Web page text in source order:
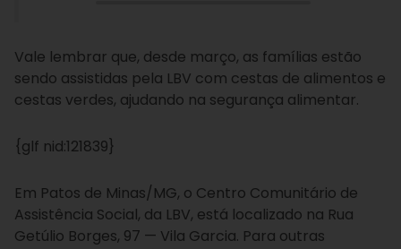
Vale lembrar que, desde março, as famílias estão
sendo assistidas pela LBV com cestas de alimentos e
cestas verdes, ajudando na segurança alimentar.
{glf nid:121839}
Em Patos de Minas/MG, o Centro Comunitário de
Assistência Social, da LBV, está localizado na Rua
Getúlio Borges, 97 — Vila Garcia. Para outras